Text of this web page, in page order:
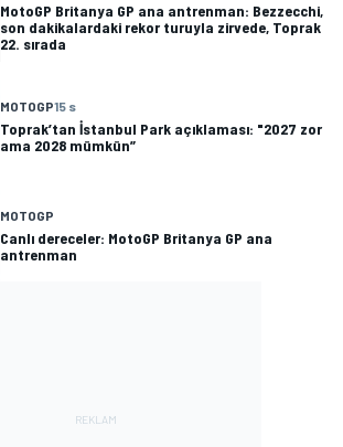
MotoGP Britanya GP ana antrenman: Bezzecchi,
son dakikalardaki rekor turuyla zirvede, Toprak
22. sırada
MOTOGP15 s
Toprak’tan İstanbul Park açıklaması: "2027 zor
ama 2028 mümkün”
MOTOGP
Canlı dereceler: MotoGP Britanya GP ana
antrenman